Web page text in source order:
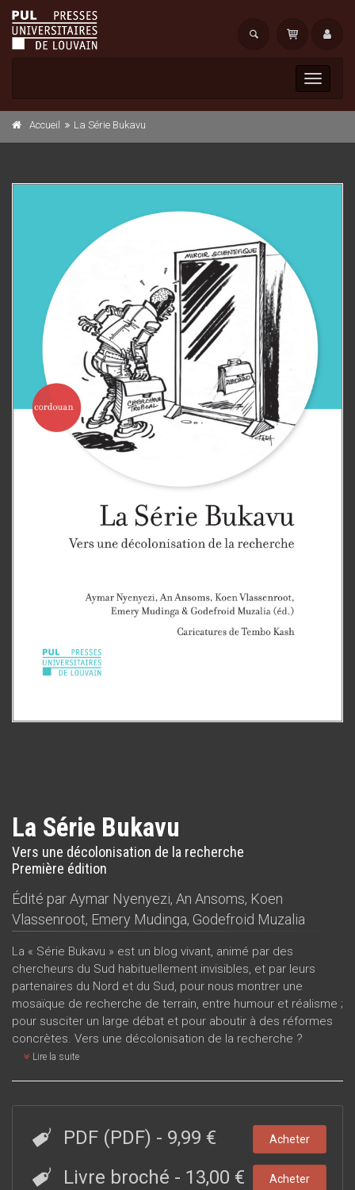
Toggle
Accueil La Série Bukavu
La Série Bukavu
Vers une décolonisation de la recherche
Première édition
Édité parAymar Nyenyezi, An Ansoms, Koen
Vlassenroot, Emery Mudinga, Godefroid Muzalia
La « Série Bukavu » est un blog vivant, animé par des
chercheurs du Sud habituellement invisibles, et par leurs
partenaires du Nord et du Sud, pour nous montrer une
mosaïque de recherche de terrain, entre humour et réalisme ;
pour susciter un large débat et pour aboutir à des réformes
concrètes. Vers une décolonisation de la recherche ?
Lire la suite
PDF (PDF) - 9,99 € Acheter
Livre broché - 13,00 € Acheter